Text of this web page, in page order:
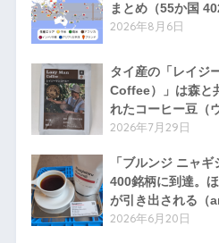
まとめ（55か国
2026年8月6日
タイ産の「レイジ
Coffee）」は森と
れたコーヒー豆（
2026年7月29日
「ブルンジ ニャ
400銘柄に到達。
が引き出される（
2026年6月20日